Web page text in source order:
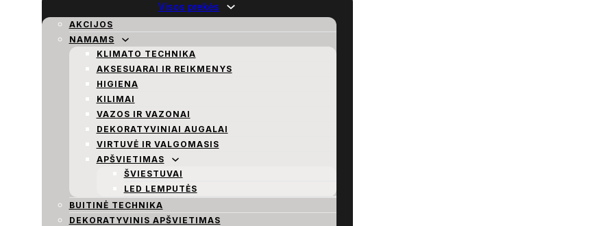
Visos prekės
AKCIJOS
NAMAMS
KLIMATO TECHNIKA
AKSESUARAI IR REIKMENYS
HIGIENA
KILIMAI
VAZOS IR VAZONAI
DEKORATYVINIAI AUGALAI
VIRTUVĖ IR VALGOMASIS
APŠVIETIMAS
ŠVIESTUVAI
LED LEMPUTĖS
BUITINĖ TECHNIKA
DEKORATYVINIS APŠVIETIMAS